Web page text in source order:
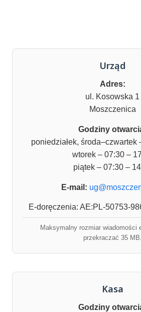
Urząd
Adres:
ul. Kosowska 1
Moszczenica
Godziny
poniedziałek, środa–czwartek
wtorek – 07:30 –
piątek – 07:30 –
E-mail:
E-doręczenia: AE:PL-50753-
Maksymalny rozmiar wiadomości
przekraczać 35 MB.
Kasa
Godziny